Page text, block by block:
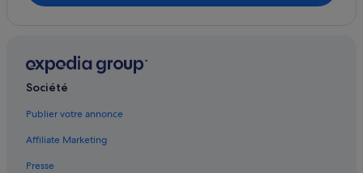
Société
Publier votre annonce
Affiliate Marketing
Presse